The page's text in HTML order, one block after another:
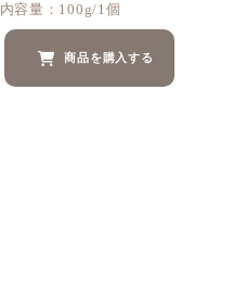
内容量：100g/1個
商品を購入する